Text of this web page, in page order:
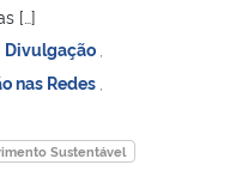
[…]
Divulgação
nas Redes
Sustentável